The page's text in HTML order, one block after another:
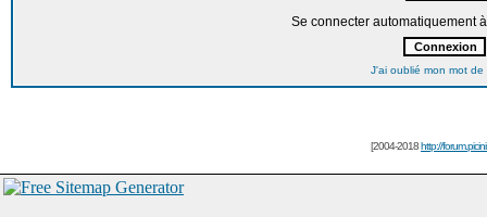
Se connecter automatiquement
J'ai oublié mon mot de
[2004-2018http://